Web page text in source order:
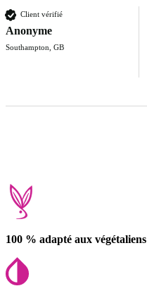
Client vérifié
Anonyme
Southampton, GB
100 % adapté aux végétaliens